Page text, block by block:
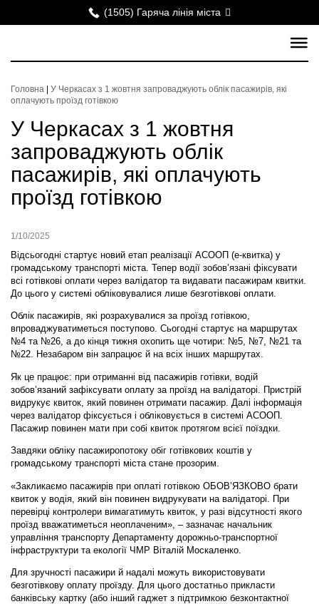
(1505) Гаряча лінія міста
Головна
У Черкасах з 1 жовтня запроваджують облік пасажирів, які
оплачують проїзд готівкою
У Черкасах з 1 жовтня
запроваджують облік
пасажирів, які оплачують
проїзд готівкою
1/10/2025
Відсьогодні стартує новий етап реалізації АСООП (е-квитка) у
громадському транспорті міста. Тепер водії зобов’язані фіксувати
всі готівкові оплати через валідатор та видавати пасажирам квитки.
До цього у системі обліковувалися лише безготівкові оплати.
Облік пасажирів, які розрахувалися за проїзд готівкою,
впроваджуватиметься поступово. Сьогодні стартує на маршрутах
№4 та №26, а до кінця тижня охопить ще чотири: №5, №7, №21 та
№22. Незабаром він запрацює й на всіх інших маршрутах.
Як це працює: при отриманні від пасажирів готівки, водій
зобов’язаний зафіксувати оплату за проїзд на валідаторі. Пристрій
видрукує квиток, який повинен отримати пасажир. Далі інформація
через валідатор фіксується і обліковується в системі АСООП.
Пасажир повинен мати при собі квиток протягом всієї поїздки.
Завдяки обліку пасажиропотоку обіг готівкових коштів у
громадському транспорті міста стане прозорим.
«Закликаємо пасажирів при оплаті готівкою ОБОВ’ЯЗКОВО брати
квиток у водія, який він повинен видрукувати на валідаторі. При
перевірці контролери вимагатимуть квиток, у разі відсутності якого
проїзд вважатиметься неоплаченим», – зазначає начальник
управління транспорту Департаменту дорожньо-транспортної
інфраструктури та екології ЧМР Віталій Москаленко.
Для зручності пасажири й надалі можуть використовувати
безготівкову оплату проїзду. Для цього достатньо прикласти
банківську картку (або інший гаджет з підтримкою безконтактної